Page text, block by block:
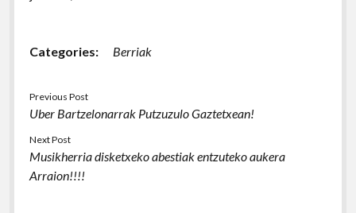
Categories: Berriak
Previous Post
Uber Bartzelonarrak Putzuzulo Gaztetxean!
Next Post
Musikherria disketxeko abestiak entzuteko aukera
Arraion!!!!